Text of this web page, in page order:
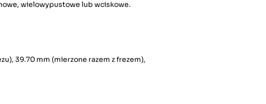
wielowypustowe lub wciskowe.
39.70 mm (mierzone razem z frezem),